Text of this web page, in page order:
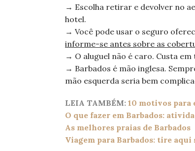
→ Escolha retirar e devolver no
hotel.
→ Você pode usar o seguro
informe-se antes sobre as
→ O aluguel não é caro. Custa
→ Barbados é mão inglesa.
mão esquerda seria bem
LEIA TAMBÉM: 10 motivos para
O que fazer em Barbados:
As melhores praias de Barbados
Viagem para Barbados: tire aqui